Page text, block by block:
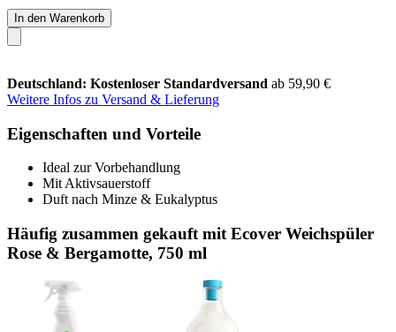
In den Warenkorb
Deutschland: Kostenloser Standardversand ab 59,90 €
Weitere Infos zu Versand & Lieferung
Eigenschaften und Vorteile
Ideal zur Vorbehandlung
Mit Aktivsauerstoff
Duft nach Minze & Eukalyptus
Häufig zusammen gekauft mit Ecover Weichspüler
Rose & Bergamotte, 750 ml